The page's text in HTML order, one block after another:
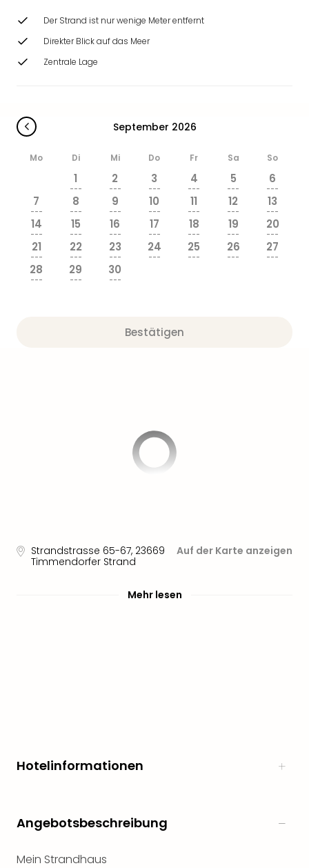
Der Strand ist nur wenige Meter entfernt
Direkter Blick auf das Meer
Zentrale Lage
September 2026
Mo Di Mi Do Fr Sa So
1
---
2
---
3
---
4
---
5
---
6
---
7
---
8
---
9
---
10
---
11
---
12
---
13
---
14
---
15
---
16
---
17
---
18
---
19
---
20
---
21
---
22
---
23
---
24
---
25
---
26
---
27
---
28
---
29
---
30
---
Bestätigen
Strandstrasse 65-67, 23669
Timmendorfer Strand
Auf der Karte anzeigen
Mehr lesen
Hotelinformationen
Angebotsbeschreibung
Mein Strandhaus